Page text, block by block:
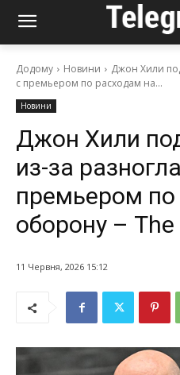
Додому Новини
Джон Хили
с премьером по расходам на...
Новини
Джон Хили
из-за
премьером
оборону –
11 Червня, 2026 15:12